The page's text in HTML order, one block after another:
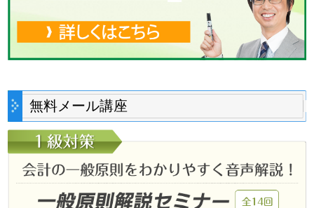
無料メール講座